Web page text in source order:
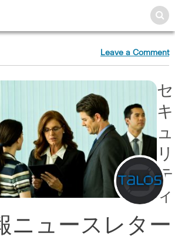
Leave a Comment
セ
キ
ュ
リ
テ
ィ
ニュースレター